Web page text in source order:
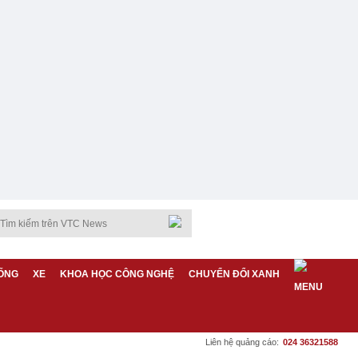
XE KHOA HỌC CÔNG NGHỆ CHUYỂN ĐỔI XANH
Liên hệ quảng cáo: 024 36321588